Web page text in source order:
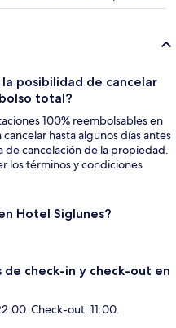
posibilidad de cancelar
total?
100% reembolsables en
hasta algunos días antes
de cancelación de la propiedad.
los términos y condiciones
Hotel Siglunes?
de check-in y check-out en
Check-out: 11:00.